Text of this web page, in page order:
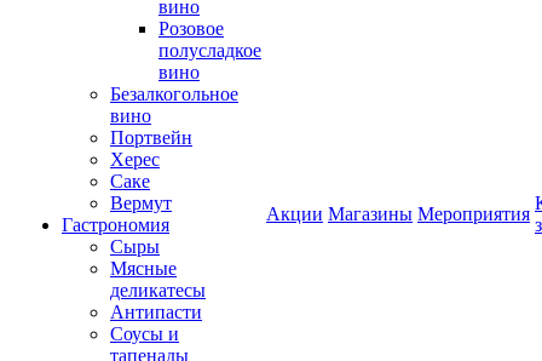
вино
Розовое
полусладкое
вино
Безалкогольное
вино
Портвейн
Херес
Саке
Вермут
Гастрономия
Сыры
Мясные
деликатесы
Антипасти
Соусы и
тапенады
Акции Магазины Мероприятия